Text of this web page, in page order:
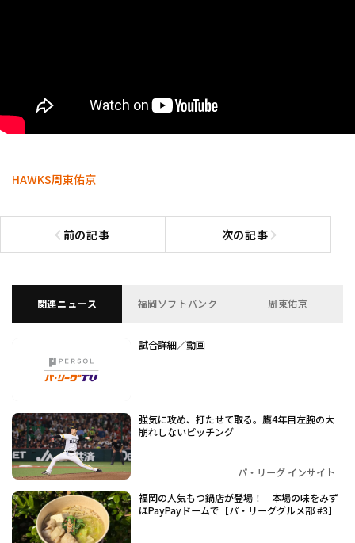
HAWKS周東佑京
前の記事
前の記事へ 次の記事次の記事へ
関連ニュース 福岡ソフトバンク 周東佑京
試合詳細／動画
強気に攻め、打たせて取る。鷹4年目左腕の大
崩れしないピッチング
パ・リーグ インサイト
福岡の人気もつ鍋店が登場！ 本場の味をみず
ほPayPayドームで【パ・リーググルメ部 #3】